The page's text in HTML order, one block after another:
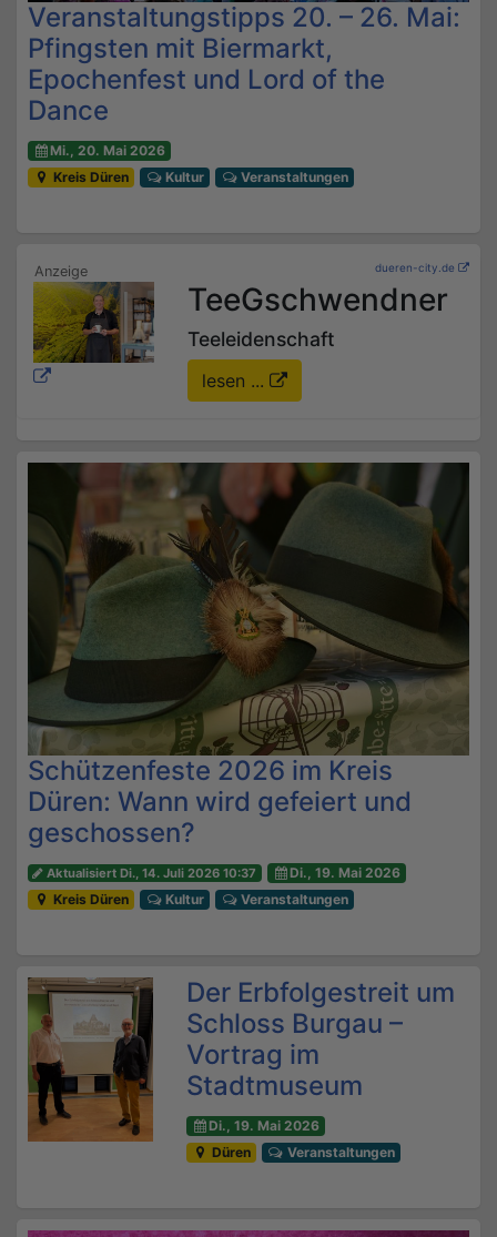
Veranstaltungstipps 20. – 26. Mai:
Pfingsten mit Biermarkt,
Epochenfest und Lord of the
Dance
Mi., 20. Mai 2026
Kreis Düren
Kultur Veranstaltungen
dueren-city.de
TeeGschwendner
Teeleidenschaft
lesen ...
Schützenfeste 2026 im Kreis
Düren: Wann wird gefeiert und
geschossen?
Aktualisiert Di., 14. Juli 2026 10:37
Di., 19. Mai 2026
Kreis Düren
Kultur Veranstaltungen
Der Erbfolgestreit um
Schloss Burgau –
Vortrag im
Stadtmuseum
Di., 19. Mai 2026
Düren
Veranstaltungen